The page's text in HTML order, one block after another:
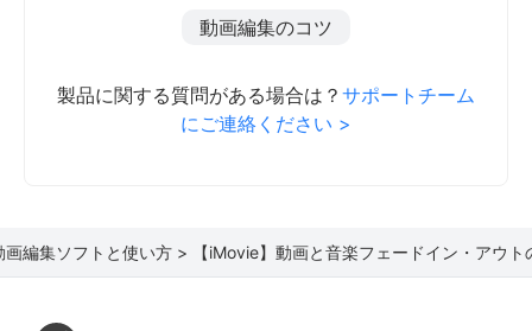
動画編集のコツ
製品に関する質問がある場合は？ サポートチーム
にご連絡ください >
画編集ソフトと使い方 > 【iMovie】動画と音楽フェードイン・アウ